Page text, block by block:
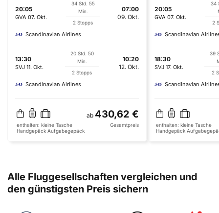
20:05
GVA 07. Okt.
34 Std. 55
Min.
2 Stopps
07:00
09. Okt.
Scandinavian Airlines
13:30
SVJ 11. Okt.
20 Std. 50
Min.
2 Stopps
10:20
12. Okt.
Scandinavian Airlines
ab 430,62 €
enthalten: kleine Tasche
Handgepäck Aufgabegepäck
Gesamtpreis
20:05
GVA 07. Okt.
34
2
Scandinavian
18:30
SVJ 17. Okt.
39
2
Scandinavian
enthalten: kleine Tasche
Handgepäck
Alle Fluggesellschaften vergleichen und
den günstigsten Preis sichern